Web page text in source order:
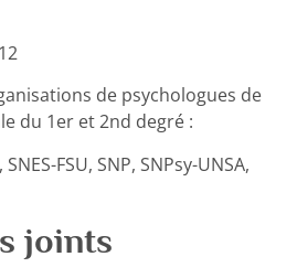
de psychologues de
du 1er et 2nd degré :
SNES-FSU, SNP, SNPsy-UNSA,
joints